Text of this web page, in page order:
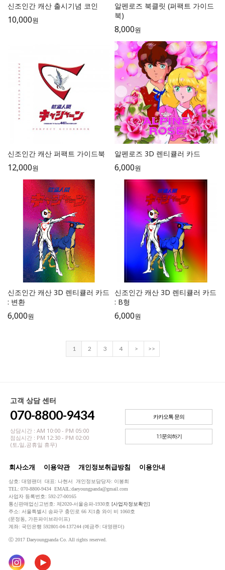
신조인간 캐산 출시기념 코인
10,000원
알펜로즈 북클릿 (퍼팩트 가이드
북)
8,000원
신조인간 캐산 퍼팩트 가이드북
12,000원
알펜로즈 3D 렌티큘러 카드
6,000원
신조인간 캐산 3D 렌티큘러 카드
: 변환
6,000원
신조인간 캐산 3D 렌티큘러 카드
: B형
6,000원
1 2 3 4 > >>
고객 상담 센터
070-8800-9434
상담시간 : AM 10:00 - PM 05:00
점심시간 : PM 12:30 - PM 02:00
(토,일,공휴일 휴무)
카카오톡 문의
1:1문의하기
회사소개 이용약관 개인정보취급방침 이용안내
상호: 대영팬더 대표: 나현서 개인정보담당자: 이봉희
TEL: 070-8800-9434 EMAIL:daeyoungpanda@gmail.com
사업자 등록번호: 592-27-00165
통신판매업신고번호: 제2020-서울송파-1930호 [사업자정보확인]
주소: 서울특별시 송파구 충민로 66 지1층 와이 비 1060호
(문정동, 가든파이브라이프)
계좌: 국민은행 592801-04-137244 (예금주: 대영팬더)
ⓒ 2017 Daeyoungpanda Co. All rights reserved.